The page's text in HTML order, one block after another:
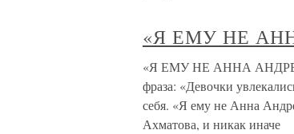
«Я ЕМУ НЕ
«Я ЕМУ НЕ АННА
фраза: «Девочки
себя. «Я ему не Анна
Ахматова, и никак иначе